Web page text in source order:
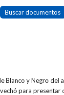
Buscar documentos
Blanco y Negro
para presentar